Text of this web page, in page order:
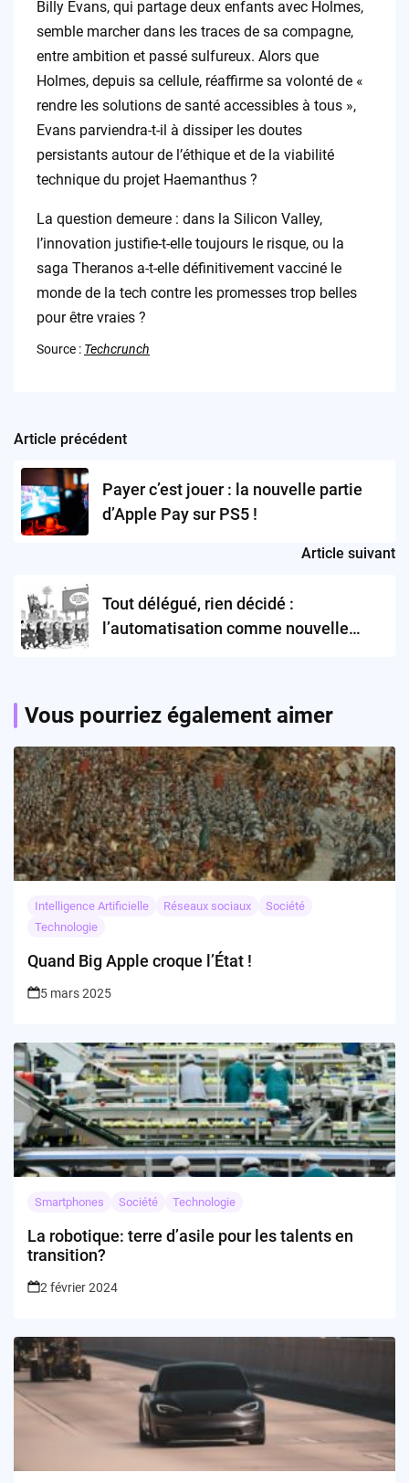
Billy Evans, qui partage deux enfants avec Holmes,
semble marcher dans les traces de sa compagne,
entre ambition et passé sulfureux. Alors que
Holmes, depuis sa cellule, réaffirme sa volonté de «
rendre les solutions de santé accessibles à tous »,
Evans parviendra-t-il à dissiper les doutes
persistants autour de l’éthique et de la viabilité
technique du projet Haemanthus ?
La question demeure : dans la Silicon Valley,
l’innovation justifie-t-elle toujours le risque, ou la
saga Theranos a-t-elle définitivement vacciné le
monde de la tech contre les promesses trop belles
pour être vraies ?
Source : Techcrunch
Post
navigation
Article précédent
Payer c’est jouer : la nouvelle partie
d’Apple Pay sur PS5 !
Article suivant
Tout délégué, rien décidé :
l’automatisation comme nouvelle
Vous pourriez également aimer
Intelligence Artificielle Réseaux sociaux
Société
Technologie
Quand Big Apple croque l’État !
5 mars 2025
Smartphones Société Technologie
La robotique: terre d’asile pour les talents en
transition?
2 février 2024